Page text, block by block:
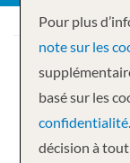
Pour plus
note sur les
basé sur les
confidentialité.
décision à